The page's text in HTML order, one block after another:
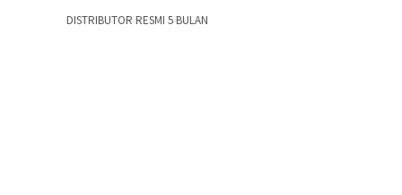
DISTRIBUTOR RESMI 5 BULAN